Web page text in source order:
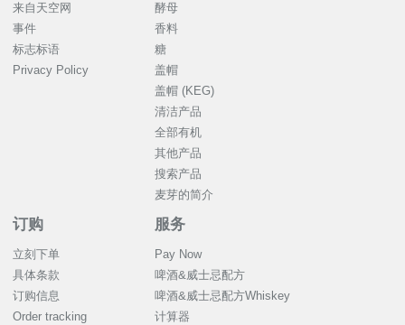
来自天空网
事件
标志标语
Privacy Policy
酵母
香料
糖
盖帽
盖帽 (KEG)
清洁产品
全部有机
其他产品
搜索产品
麦芽的简介
订购
立刻下单
具体条款
订购信息
Order tracking
服务
Pay Now
啤酒&威士忌配方
啤酒&威士忌配方Whiskey
计算器